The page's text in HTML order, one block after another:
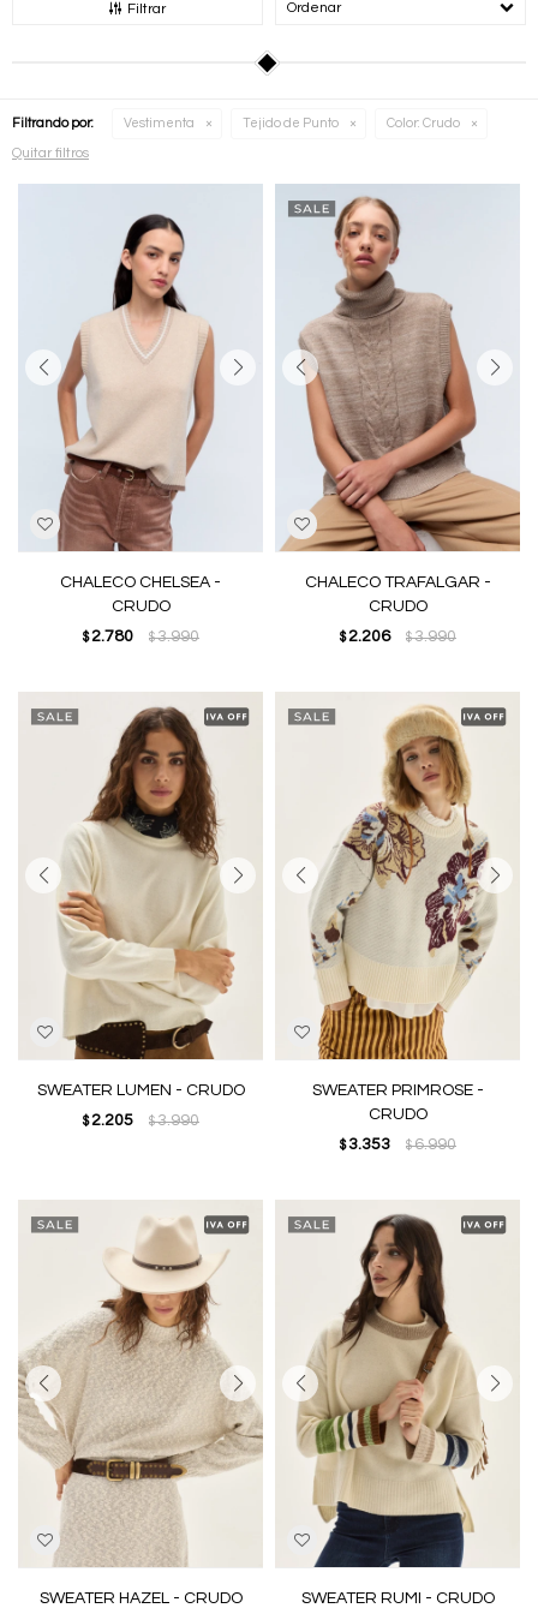
Filtrar Recomendados
Filtrando por: Vestimenta Tejido de Punto Color: Crudo
Quitar filtros
CHALECO CHELSEA -
CRUDO
$ 2.780 $3.990
CHALECO TRAFALGAR -
CRUDO
$ 2.206 $3.990
SWEATER LUMEN - CRUDO
$ 2.205 $3.990
SWEATER PRIMROSE -
CRUDO
$ 3.353 $6.990
SWEATER HAZEL - CRUDO SWEATER RUMI - CRUDO